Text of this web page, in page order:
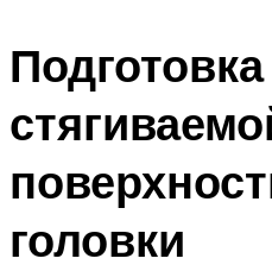
Подготовка
головки